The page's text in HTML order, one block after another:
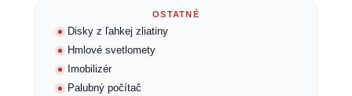
OSTATNÉ
Disky z ľahkej zliatiny
Hmlové svetlomety
Imobilizér
Palubný počítač